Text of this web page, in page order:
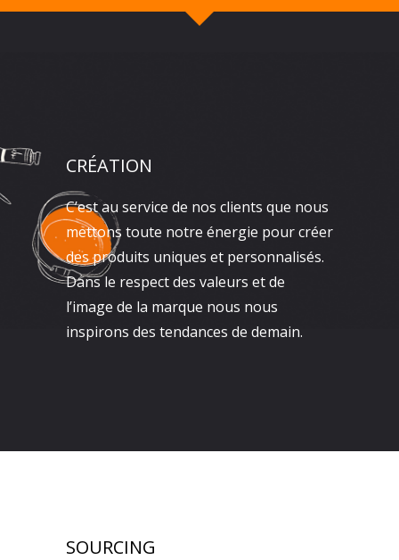
CRÉATION
C’est au service de nos clients que nous
mettons toute notre énergie pour créer
des produits uniques et personnalisés.
Dans le respect des valeurs et de
l’image de la marque nous nous
inspirons des tendances de demain.
SOURCING